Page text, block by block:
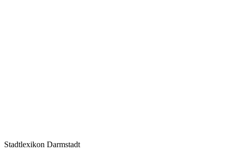
Stadtlexikon Darmstadt